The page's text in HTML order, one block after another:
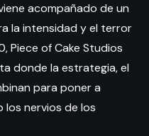
acompañado de un
la intensidad y el terror
Piece of Cake Studios
donde la estrategia, el
para poner a
nervios de los